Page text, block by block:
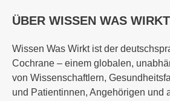
ÜBER WISSEN WAS WIRKT
Wissen Was Wirkt ist der
Cochrane – einem globalen,
von Wissenschaftlern,
und Patientinnen, Angehörigen und